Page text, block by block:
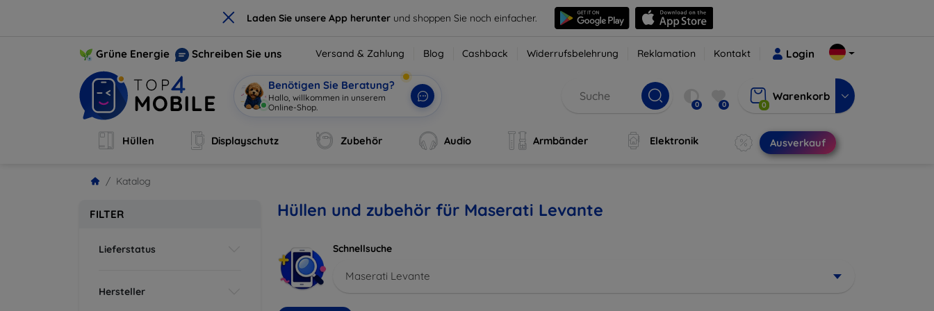
× Laden Sie unsere App herunter und shoppen Sie noch einfacher.
Grüne Energie Schreiben Sie uns Versand & Zahlung Blog Cashback Widerrufsbelehrung Reklamation Kontakt Login
Benötigen Sie Beratung?
Hallo, willkommen in unserem
Online-Shop.
0 0 0
Warenkorb
Hüllen Displayschutz Zubehör Audio Armbänder Elektronik Ausverkauf
Katalog
FILTER
Lieferstatus
Hersteller
Hüllen und zubehör für Maserati Levante
Schnellsuche
Maserati Levante